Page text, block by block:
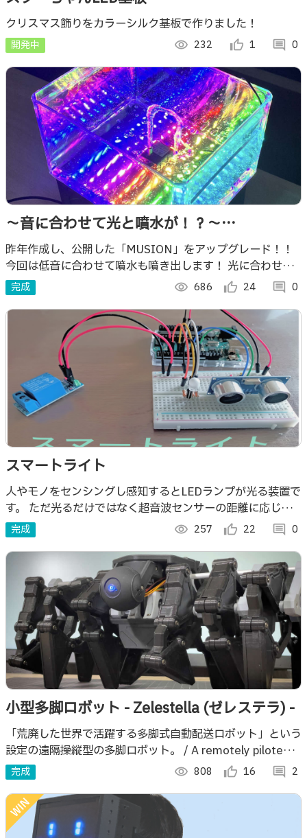
クリスマス飾りをカラーシルク基板で作りました！
開発中 visibility 232 thumb_up_alt 1 comment 0
～音に合わせて光と噴水が！？～
MUSION:Rev
昨年作成し、公開した「MUSION」をアップグレード！！
今回は低音に合わせて噴水も噴き出します！ 光に合わせて
噴き出る噴水はとても綺麗です！
完成 visibility 686 thumb_up_alt 24 comment 0
スマートライト
人やモノをセンシングし感知するとLEDランプが光る装置で
す。 ただ光るだけではなく超音波センサーの距離に応じて
LEDの色も変化します。
完成 visibility 257 thumb_up_alt 22 comment 0
小型多脚ロボット - Zelestella (ゼレステラ) -
「荒廃した世界で活躍する多脚式自動配送ロボット」という
設定の遠隔操縦型の多脚ロボット。 / A remotely piloted
multi-legged robot.
完成 visibility 808 thumb_up_alt 16 comment 2